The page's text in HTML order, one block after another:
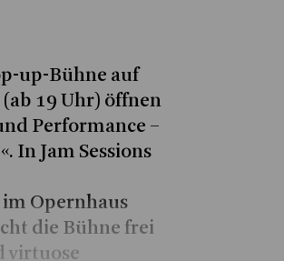
up-Bühne auf
19 Uhr) öffnen
Performance –
In Jam Sessions
Opernhaus
die Bühne frei
virtuose